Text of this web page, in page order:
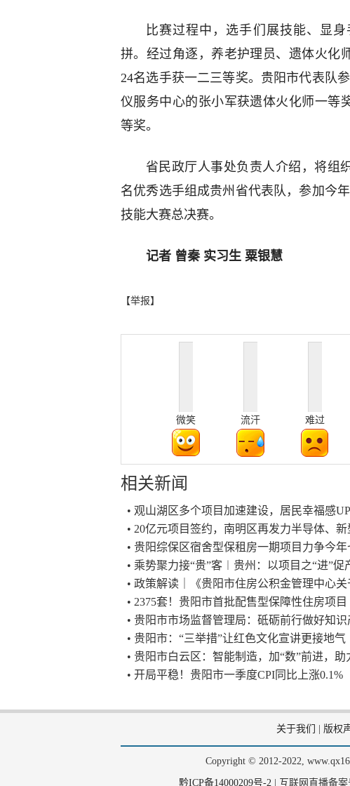
比赛过程中，选手们展技能、显
拼。经过角逐，养老护理员、遗体火化
24名选手获一二三等奖。贵阳市代表队
仪服务中心的张小军获遗体火化师一等
等奖。
省民政厅人事处负责人介绍，将组
名优秀选手组成贵州省代表队，参加今
技能大赛总决赛。
记者 曾秦 实习生 粟银慧
【举报】
微笑 流汗 难过
相关新闻
• 观山湖区多个项目加速建设，居民幸福感
• 20亿元项目签约，南明区再发力半导体、
• 贵阳综保区宿舍型保租房一期项目力争今
• 乘势聚力接“贵”客︱贵州：以项目之“进”促
• 政策解读｜《贵阳市住房公积金管理中心
• 2375套！贵阳市首批配售型保障性住房项
• 贵阳市市场监督管理局：砥砺前行做好知
• 贵阳市：“三举措”让红色文化宣讲更接地气
• 贵阳市白云区：智能制造，加“数”前进，
• 开局平稳！贵阳市一季度CPI同比上涨0.1%
关于我们 版权
Copyright © 2012-2022,
黔ICP备14000209号-2| 互联网直播备案